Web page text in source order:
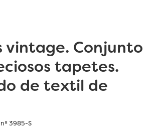
vintage. Conjunto
tapetes.
de textil de
3985-S